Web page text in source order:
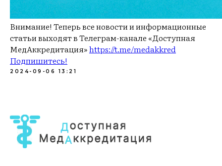
Внимание! Теперь все новости и информационные
статьи выходят в Телеграм-канале «Доступная
МедАккредитация»https://t.me/medakkred
Подпишитесь!
2024-09-06 13:21